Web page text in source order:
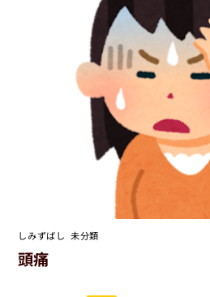
しみずばし ,未分類
頭痛